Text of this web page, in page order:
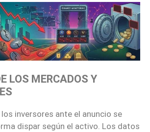
LOS MERCADOS Y
inversores ante el anuncio se
dispar según el activo. Los datos